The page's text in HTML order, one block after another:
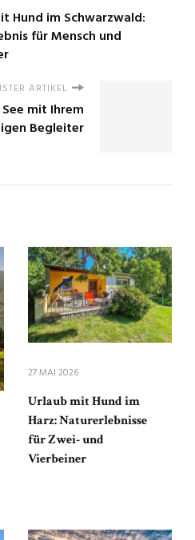
Hund im Schwarzwald:
für Mensch und
ARTIKEL
mit Ihrem
Begleiter
27 MAI 2026
Urlaub mit Hund im
Harz: Naturerlebnisse
für Zwei- und
Vierbeiner